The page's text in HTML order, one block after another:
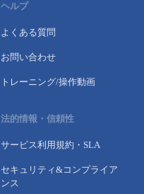
ヘルプ
よくある質問
お問い合わせ
トレーニング/操作動画
法的情報・信頼性
サービス利用規約・SLA
セキュリティ&コンプライア
ンス